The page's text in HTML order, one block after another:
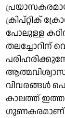
ക്രിപ്റ്റിക്
പോലുള്ള
തലച്ചോറിന്
വിവരങ്ങൾ
കാലത്ത്